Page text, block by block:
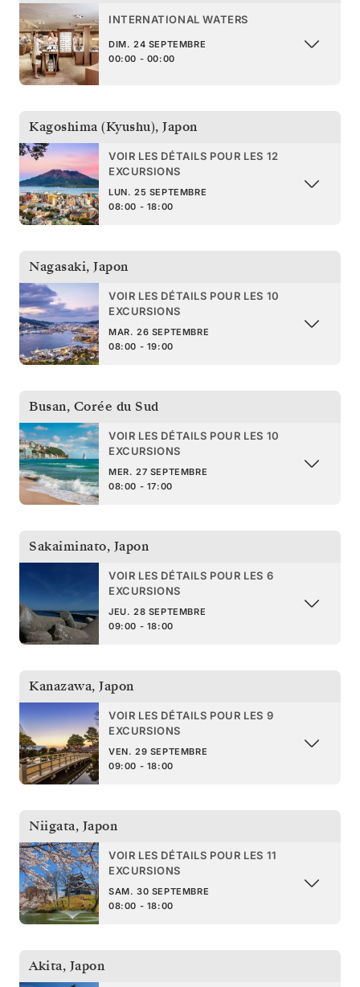
INTERNATIONAL WATERS
DIM. 24 SEPTEMBRE
00:00 - 00:00
Kagoshima (Kyushu), Japon
VOIR LES DÉTAILS POUR LES 12
EXCURSIONS
LUN. 25 SEPTEMBRE
08:00 - 18:00
Nagasaki, Japon
VOIR LES DÉTAILS POUR LES 10
EXCURSIONS
MAR. 26 SEPTEMBRE
08:00 - 19:00
Busan, Corée du Sud
VOIR LES DÉTAILS POUR LES 10
EXCURSIONS
MER. 27 SEPTEMBRE
08:00 - 17:00
Sakaiminato, Japon
VOIR LES DÉTAILS POUR LES 6
EXCURSIONS
JEU. 28 SEPTEMBRE
09:00 - 18:00
Kanazawa, Japon
VOIR LES DÉTAILS POUR LES 9
EXCURSIONS
VEN. 29 SEPTEMBRE
09:00 - 18:00
Niigata, Japon
VOIR LES DÉTAILS POUR LES 11
EXCURSIONS
SAM. 30 SEPTEMBRE
08:00 - 18:00
Akita, Japon